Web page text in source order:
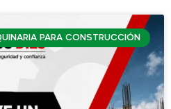
PARA CONSTRUCCIÓN